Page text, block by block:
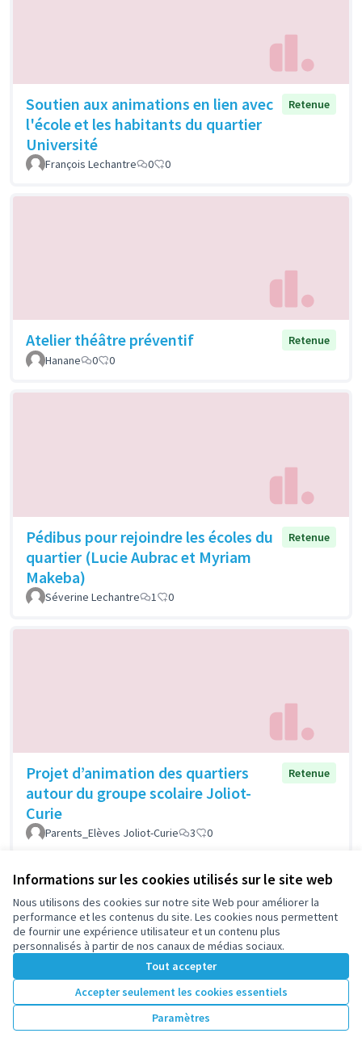
Informations sur les cookies utilisés sur le site web
Nous utilisons des cookies sur notre site Web pour améliorer la
performance et les contenus du site. Les cookies nous permettent
de fournir une expérience utilisateur et un contenu plus
personnalisés à partir de nos canaux de médias sociaux.
Tout accepter
Accepter seulement les cookies essentiels
Paramètres
Soutien aux animations en lien avec
l'école et les habitants du quartier
Université
Retenue
François Lechantre 0 0
Atelier théâtre préventif
Retenue
Hanane
0 0
Pédibus pour rejoindre les écoles du
quartier (Lucie Aubrac et Myriam
Makeba)
Retenue
Séverine Lechantre 1 0
Projet d’animation des quartiers
autour du groupe scolaire Joliot-
Curie
Retenue
Parents_Elèves Joliot-Curie 3 0
Résultats par page : 50
1 2
Voir toutes les propositions retirées